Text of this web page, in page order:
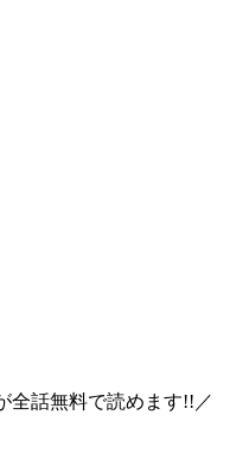
全話無料で読めます!!／